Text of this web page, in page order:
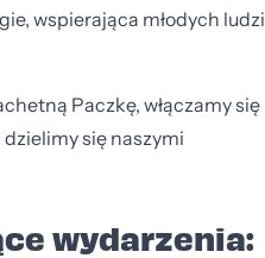
wspierająca młodych ludzi
Paczkę, włączamy się
dzielimy się naszymi
wydarzenia: